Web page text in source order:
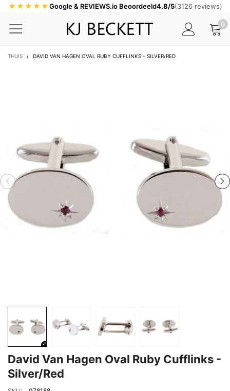
★★★★★Google & REVIEWS.io Beoordeeld4.8/5(3126 reviews)
0
THUIS / DAVID VAN HAGEN OVAL RUBY CUFFLINKS - SILVER/RED
David Van Hagen Oval Ruby Cufflinks -
Silver/Red